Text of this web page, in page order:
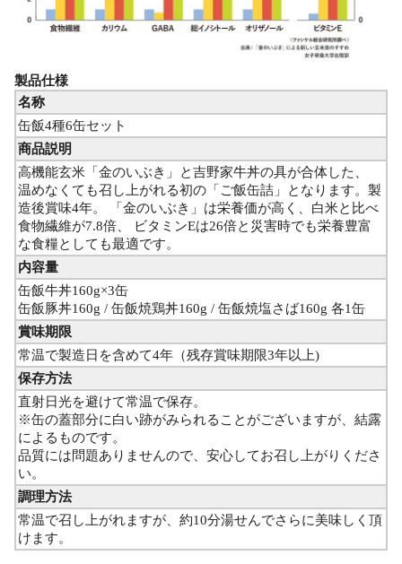
製品仕様
名称
缶飯4種6缶セット
商品説明
高機能玄米「金のいぶき」と吉野家牛丼の具が合体した、
温めなくても召し上がれる初の「ご飯缶詰」となります。製
造後賞味4年。 「金のいぶき」は栄養価が高く、白米と比べ
食物繊維が7.8倍、 ビタミンEは26倍と災害時でも栄養豊富
な食糧としても最適です。
内容量
缶飯牛丼160g×3缶
缶飯豚丼160g / 缶飯焼鶏丼160g / 缶飯焼塩さば160g 各1缶
賞味期限
常温で製造日を含めて4年（残存賞味期限3年以上)
保存方法
直射日光を避けて常温で保存。
※缶の蓋部分に白い跡がみられることがございますが、結露
によるものです。
品質には問題ありませんので、安心してお召し上がりくださ
い。
調理方法
常温で召し上がれますが、約10分湯せんでさらに美味しく頂
けます。